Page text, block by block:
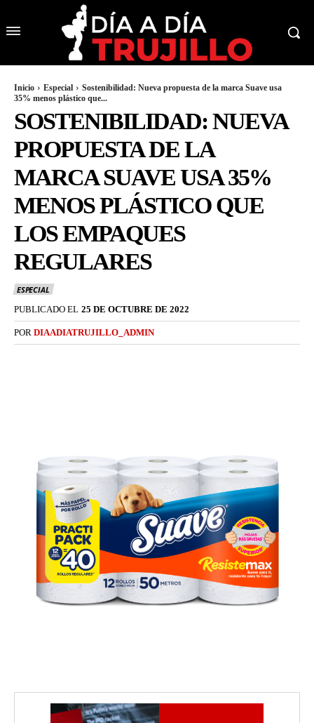
Inicio Especial
Sostenibilidad: Nueva propuesta de la marca Suave usa
35% menos plástico que...
SOSTENIBILIDAD: NUEVA
PROPUESTA DE LA
MARCA SUAVE USA 35%
MENOS PLÁSTICO QUE
LOS EMPAQUES
REGULARES
ESPECIAL
PUBLICADO EL 25 DE OCTUBRE DE 2022
POR DIAADIATRUJILLO_ADMIN